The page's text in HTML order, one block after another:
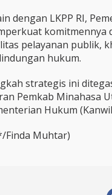
dengan LKPP RI,
komitmennya
pelayanan publik,
hukum.
strategis ini
Pemkab Minahasa
Hukum
Muhtar)